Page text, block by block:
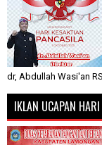
dr, Abdullah Wasi'an
IKLAN UCAPAN